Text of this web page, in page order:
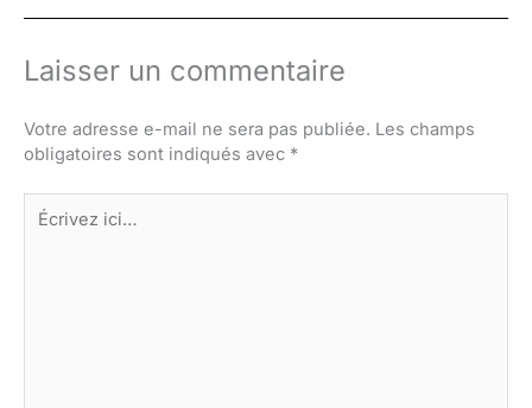
Laisser un commentaire
Votre adresse e-mail ne sera pas publiée. Les champs
obligatoires sont indiqués avec *
ici…